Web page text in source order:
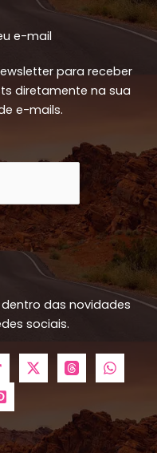
e-mail
para receber
diretamente na sua
e-mails.
das novidades
sociais.